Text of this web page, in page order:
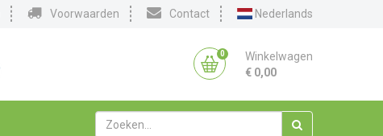
Voorwaarden Contact Nederlands
0
Winkelwagen
€ 0,00